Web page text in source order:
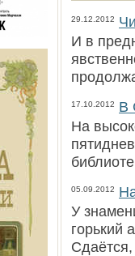
29.12.2012
И в
17.10.2012
В
На
05.09.2012
У
горький
Сдаётся,